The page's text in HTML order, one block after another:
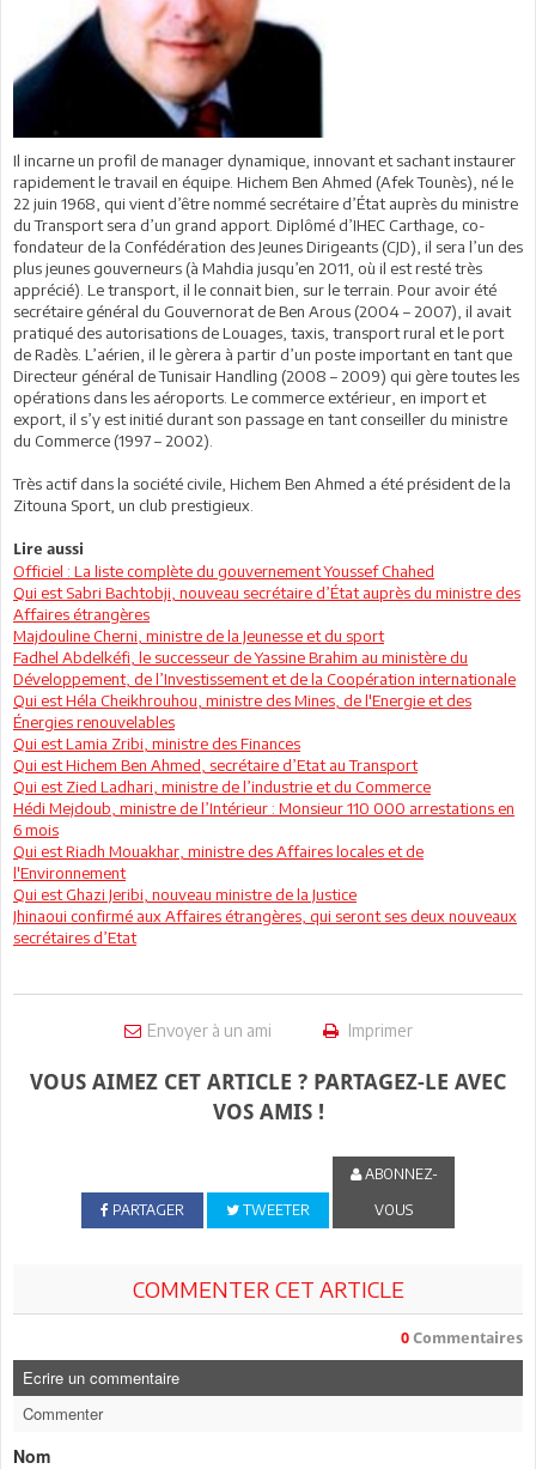
Il incarne un profil de manager dynamique, innovant et sachant instaurer
rapidement le travail en équipe. Hichem Ben Ahmed (Afek Tounès), né le
22 juin 1968, qui vient d’être nommé secrétaire d’État auprès du ministre
du Transport sera d’un grand apport. Diplômé d’IHEC Carthage, co-
fondateur de la Confédération des Jeunes Dirigeants (CJD), il sera l’un des
plus jeunes gouverneurs (à Mahdia jusqu’en 2011, où il est resté très
apprécié). Le transport, il le connait bien, sur le terrain. Pour avoir été
secrétaire général du Gouvernorat de Ben Arous (2004 – 2007), il avait
pratiqué des autorisations de Louages, taxis, transport rural et le port
de Radès. L’aérien, il le gèrera à partir d’un poste important en tant que
Directeur général de Tunisair Handling (2008 – 2009) qui gère toutes les
opérations dans les aéroports. Le commerce extérieur, en import et
export, il s’y est initié durant son passage en tant conseiller du ministre
du Commerce (1997 – 2002).
Très actif dans la société civile, Hichem Ben Ahmed a été président de la
Zitouna Sport, un club prestigieux.
Lire aussi
Officiel : La liste complète du gouvernement Youssef Chahed
Qui est Sabri Bachtobji, nouveau secrétaire d’État auprès du ministre des
Affaires étrangères
Majdouline Cherni, ministre de la Jeunesse et du sport
Fadhel Abdelkéfi, le successeur de Yassine Brahim au ministère du
Développement, de l’Investissement et de la Coopération internationale
Qui est Héla Cheikhrouhou, ministre des Mines, de l'Energie et des
Énergies renouvelables
Qui est Lamia Zribi, ministre des Finances
Qui est Hichem Ben Ahmed, secrétaire d’Etat au Transport
Qui est Zied Ladhari, ministre de l’industrie et du Commerce
Hédi Mejdoub, ministre de l’Intérieur : Monsieur 110 000 arrestations en
6 mois
Qui est Riadh Mouakhar, ministre des Affaires locales et de
l'Environnement
Qui est Ghazi Jeribi, nouveau ministre de la Justice
Jhinaoui confirmé aux Affaires étrangères, qui seront ses deux nouveaux
secrétaires d’Etat
Envoyer à un ami Imprimer
VOUS AIMEZ CET ARTICLE ? PARTAGEZ-LE AVEC
VOS AMIS !
PARTAGER TWEETER
ABONNEZ-
VOUS
COMMENTER CET ARTICLE
0 Commentaires
Ecrire un commentaire
Commenter
Nom